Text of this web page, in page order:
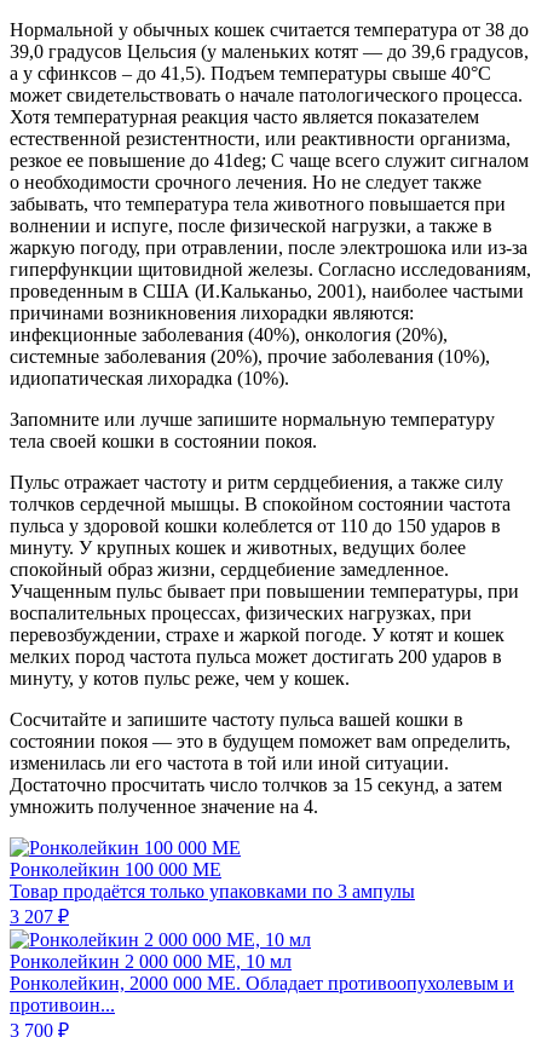
Нормальной у обычных кошек считается температура от 38 до
39,0 градусов Цельсия (у маленьких котят — до 39,6 градусов,
а у сфинксов – до 41,5). Подъем температуры свыше 40°С
может свидетельствовать о начале патологического процесса.
Хотя температурная реакция часто является показателем
естественной резистентности, или реактивности организма,
резкое ее повышение до 41deg; С чаще всего служит сигналом
о необходимости срочного лечения. Но не следует также
забывать, что температура тела животного повышается при
волнении и испуге, после физической нагрузки, а также в
жаркую погоду, при отравлении, после электрошока или из-за
гиперфункции щитовидной железы. Согласно исследованиям,
проведенным в США (И.Кальканьо, 2001), наиболее частыми
причинами возникновения лихорадки являются:
инфекционные заболевания (40%), онкология (20%),
системные заболевания (20%), прочие заболевания (10%),
идиопатическая лихорадка (10%).
Запомните или лучше запишите нормальную температуру
тела своей кошки в состоянии покоя.
Пульс отражает частоту и ритм сердцебиения, а также силу
толчков сердечной мышцы. В спокойном состоянии частота
пульса у здоровой кошки колеблется от 110 до 150 ударов в
минуту. У крупных кошек и животных, ведущих более
спокойный образ жизни, сердцебиение замедленное.
Учащенным пульс бывает при повышении температуры, при
воспалительных процессах, физических нагрузках, при
перевозбуждении, страхе и жаркой погоде. У котят и кошек
мелких пород частота пульса может достигать 200 ударов в
минуту, у котов пульс реже, чем у кошек.
Сосчитайте и запишите частоту пульса вашей кошки в
состоянии покоя — это в будущем поможет вам определить,
изменилась ли его частота в той или иной ситуации.
Достаточно просчитать число толчков за 15 секунд, а затем
умножить полученное значение на 4.
Ронколейкин 100 000 МЕ
Товар продаётся только упаковками по 3 ампулы
3 207 ₽
Ронколейкин 2 000 000 МЕ, 10 мл
Ронколейкин, 2000 000 МЕ. Обладает противоопухолевым и
противоин...
3 700 ₽